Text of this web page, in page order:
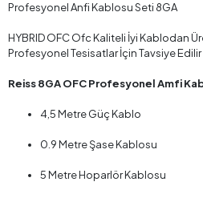
Profesyonel Anfi Kablosu Seti 8GA
HYBRID OFC Ofc Kaliteli İyi Kablodan
Profesyonel Tesisatlar İçin Tavsiye Edilir
Reiss 8GA OFC Profesyonel Amfi
4,5 Metre Güç Kablo
0.9 Metre Şase Kablosu
5 Metre Hoparlör Kablosu